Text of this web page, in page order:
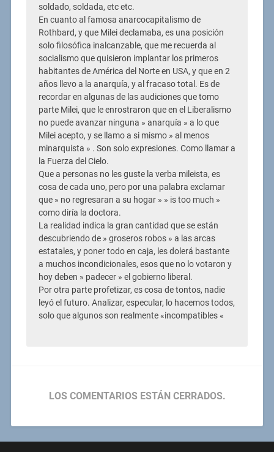
soldado, soldada, etc etc.
En cuanto al famosa anarcocapitalismo de
Rothbard, y que Milei declamaba, es una posición
solo filosófica inalcanzable, que me recuerda al
socialismo que quisieron implantar los primeros
habitantes de América del Norte en USA, y que en 2
años llevo a la anarquía, y al fracaso total. Es de
recordar en algunas de las audiciones que tomo
parte Milei, que le enrostraron que en el Liberalismo
no puede avanzar ninguna » anarquía » a lo que
Milei acepto, y se llamo a si mismo » al menos
minarquista » . Son solo expresiones. Como llamar a
la Fuerza del Cielo.
Que a personas no les guste la verba mileista, es
cosa de cada uno, pero por una palabra exclamar
que » no regresaran a su hogar » » is too much »
como diría la doctora.
La realidad indica la gran cantidad que se están
descubriendo de » groseros robos » a las arcas
estatales, y poner todo en caja, les dolerá bastante
a muchos incondicionales, esos que no lo votaron y
hoy deben » padecer » el gobierno liberal.
Por otra parte profetizar, es cosa de tontos, nadie
leyó el futuro. Analizar, especular, lo hacemos todos,
solo que algunos son realmente «incompatibles «
LOS COMENTARIOS ESTÁN CERRADOS.